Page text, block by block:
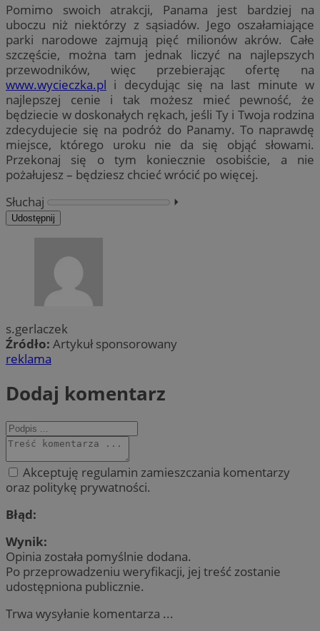
Pomimo swoich atrakcji, Panama jest bardziej na
uboczu niż niektórzy z sąsiadów. Jego oszałamiające
parki narodowe zajmują pięć milionów akrów. Całe
szczęście, można tam jednak liczyć na najlepszych
przewodników, więc przebierając ofertę na
www.wycieczka.pl i decydując się na last minute w
najlepszej cenie i tak możesz mieć pewność, że
będziecie w doskonałych rękach, jeśli Ty i Twoja rodzina
zdecydujecie się na podróż do Panamy. To naprawdę
miejsce, którego uroku nie da się objąć słowami.
Przekonaj się o tym koniecznie osobiście, a nie
pożałujesz – będziesz chcieć wrócić po więcej.
Słuchaj
⏵︎
Udostępnij
s.gerlaczek
Źródło: Artykuł sponsorowany
reklama
Dodaj komentarz
Akceptuję regulamin zamieszczania komentarzy
oraz politykę prywatności.
Błąd:
Wynik:
Opinia została pomyślnie dodana.
Po przeprowadzeniu weryfikacji, jej treść zostanie
udostępniona publicznie.
Trwa wysyłanie komentarza ...